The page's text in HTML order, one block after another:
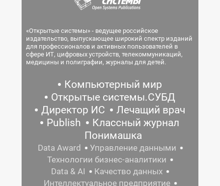
«Открытые системы» - ведущее российское
издательство, выпускающее широкий спектр изданий
для профессионалов и активных пользователей в
сфере ИТ, цифровых устройств, телекоммуникаций,
медицины и полиграфии, журналы для детей.
Компьютерный мир
Открытые системы.СУБД
Директор ИС
Лечащий врач
Publish
Классный журнал
Понимашка
Data Award
Управление данными
Технологии бизнес-аналитики
Data & AI
Качество данных
Интеллектуальное предприятие